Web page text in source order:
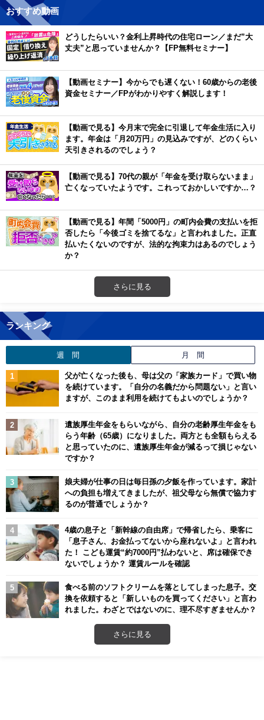
おすすめ動画
どうしたらいい？金利上昇時代の住宅ローン／まだ”大
丈夫”と思っていませんか？【FP無料セミナー】
【動画セミナー】今からでも遅くない！60歳からの老後
資金セミナー／FPがわかりやすく解説します！
【動画で見る】今月末で完全に引退して年金生活に入り
ます。年金は「月20万円」の見込みですが、どのくらい
天引きされるのでしょう？
【動画で見る】70代の親が「年金を受け取らないまま」
亡くなっていたようです。これっておかしいですか…？
【動画で見る】年間「5000円」の町内会費の支払いを拒
否したら「今後ゴミを捨てるな」と言われました。正直
払いたくないのですが、法的な拘束力はあるのでしょう
か？
さらに見る
ランキング
週 間 月 間
父が亡くなった後も、母は父の「家族カード」で買い物
を続けています。「自分の名義だから問題ない」と言い
ますが、このまま利用を続けてもよいのでしょうか？
遺族厚生年金をもらいながら、自分の老齢厚生年金をも
らう年齢（65歳）になりました。両方とも全額もらえる
と思っていたのに、遺族厚生年金が減るって損じゃない
ですか？
娘夫婦が仕事の日は毎日孫の夕飯を作っています。家計
への負担も増えてきましたが、祖父母なら無償で協力す
るのが普通でしょうか？
4歳の息子と「新幹線の自由席」で帰省したら、乗客に
「息子さん、お金払ってないから座れないよ」と言われ
た！ こども運賃“約7000円”払わないと、席は確保でき
ないでしょうか？ 運賃ルールを確認
食べる前のソフトクリームを落としてしまった息子。交
換を依頼すると「新しいものを買ってください」と言わ
れました。わざとではないのに、理不尽すぎませんか？
さらに見る